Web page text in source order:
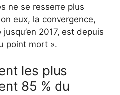
ne se resserre plus
eux, la convergence,
2017, est depuis
point mort ».
les plus
85 % du